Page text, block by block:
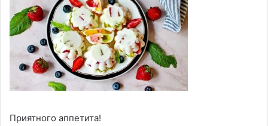
Приятного аппетита!